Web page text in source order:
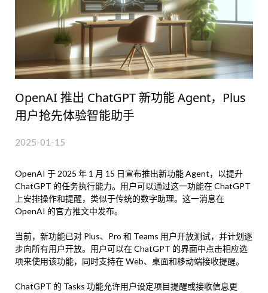
OpenAI 推出 ChatGPT 新功能 Agent，Plus
用户抢先体验智能助手
2025-01-15
OpenAI 于 2025 年 1 月 15 日宣布推出新功能 Agent，以提升
ChatGPT 的任务执行能力。用户可以通过这一功能在 ChatGPT
上安排操作和提醒，类似于传统的数字助理。这一消息在
OpenAI 的官方推文中发布。
当前，新功能已对 Plus、Pro 和 Teams 用户开放测试，并计划逐
步向所有用户开放。用户可以在 ChatGPT 的界面中点击相应选
项来使用该功能，同时支持在 Web、桌面和移动端接收提醒。
ChatGPT 的 Tasks 功能允许用户设定项目提醒或接收信息更